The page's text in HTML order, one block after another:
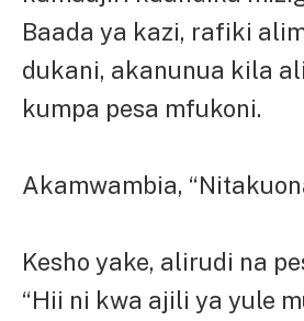
Baada ya kazi, rafiki
dukani, akanunua kila
kumpa pesa mfukoni.
Akamwambia,
Kesho yake, alirudi na
“Hii ni kwa ajili ya yule